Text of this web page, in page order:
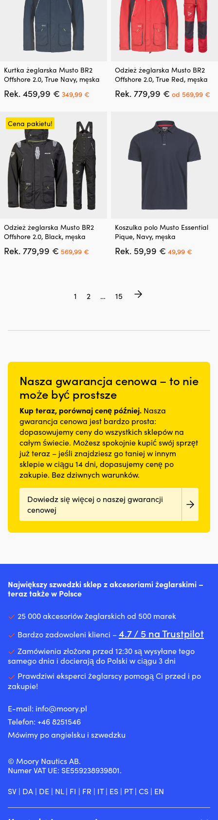
Ten
produkt
ma
wiele
można
wybrać
stronie
produktu
Kurtka żeglarska Musto BR2
Offshore 2.0, True Navy, męska
Rek. 459,99 € Pierwotna
cena
459,99 €.
349,99 € Aktualna
349,99 €.
Ten
produkt
ma
wiele
stronie
produktu
Odzież żeglarska Musto BR2
Offshore 2.0, True Red, męska
Rek. 779,99 € Pierwotna
779,99 €.
od 569,99 €
Cena pakietu!
Ten
produkt
ma
wiele
Odzież żeglarska Musto BR2
Offshore 2.0, Black, męska
Rek. 779,99 € Pierwotna
cena
569,99 € Aktualna
Ten
produkt
ma
wiele
na
Koszulka polo Musto Essential
Pique, Navy, męska
Rek. 59,99 € Pierwotna
cena
49,99 €
1
2 … 15
Nasza gwarancja cenowa – to nie
może być prostsze
Kup teraz, porównaj cenę później. Nasza
gwarancja cenowa jest bardzo prosta:
dopasowujemy ceny do wszystkich sklepów na
całym świecie. Możesz spokojnie kupić swój sprzęt
już teraz – jeśli znajdziesz go taniej w innym
sklepie w ciągu 14 dni, dopasujemy cenę po
zakupie. Bez dziwnych warunków.
Dowiedz się więcej o naszej gwarancji
cenowej
Największy szwedzki sklep z akcesoriami żeglarskimi –
teraz także w Polsce
25 000 akcesoriów żeglarskich od 500 marek
Bardzo zadowoleni klienci –4.7 / 5 na Trustpilot
Zamówienia złożone przed 12:30 są wysyłane tego
samego dnia i docierają do Polski w ciągu 3 dni
Prawdziwi eksperci żeglarscy pomogą Ci przed i po
zakupie!
E-mail: info@moory.pl
Telefon: +46 8251546
Mówimy po angielsku i szwedzku
© Moory Nautics AB.
Numer VAT UE: SE559238939801.
SV | DA | DE | NL| FI | FR | IT| ES | PT| CS | EN